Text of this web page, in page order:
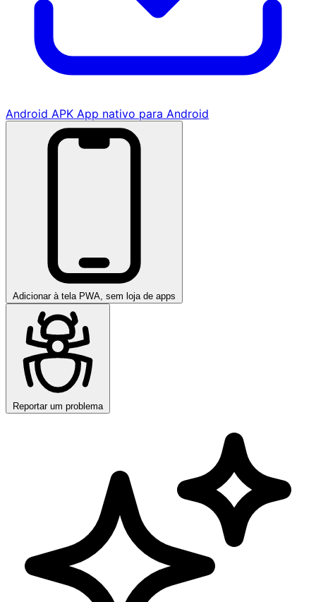
Android APK App nativo para Android
Adicionar à tela PWA, sem loja de apps
Reportar um problema